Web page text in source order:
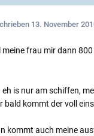
13. November
meine frau mir dann
eh is nur am schiffen,
bald kommt der voll
kommt auch meine